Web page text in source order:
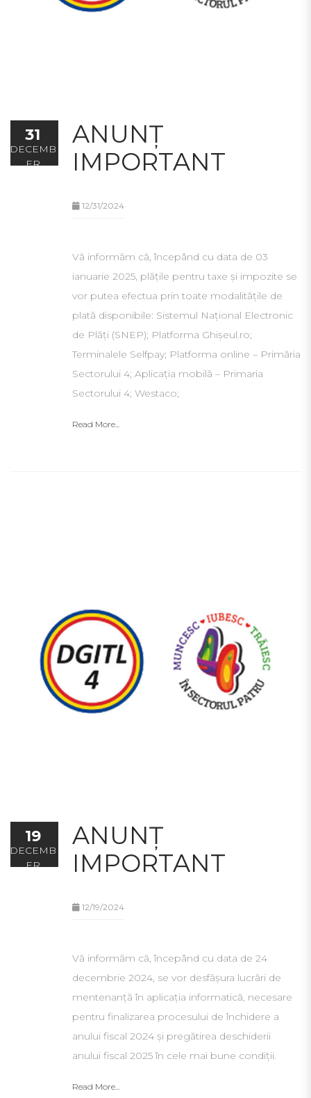
ANUNȚ
IMPORTANT
12/31/2024
Vă informăm că, începând cu data de 03
ianuarie 2025, plățile pentru taxe și impozite se
vor putea efectua prin toate modalitățile de
plată disponibile: Sistemul Național Electronic
de Plăți (SNEP); Platforma Ghișeul.ro;
Terminalele Selfpay; Platforma online – Primăria
Sectorului 4; Aplicația mobilă – Primaria
Sectorului 4; Westaco;
Read More...
31
DECEMB
ER
ANUNȚ
IMPORTANT
12/19/2024
Vă informăm că, începând cu data de 24
decembrie 2024, se vor desfășura lucrări de
mentenanță în aplicația informatică, necesare
pentru finalizarea procesului de închidere a
anului fiscal 2024 și pregătirea deschiderii
anului fiscal 2025 în cele mai bune condiții.
Read More...
19
DECEMB
ER